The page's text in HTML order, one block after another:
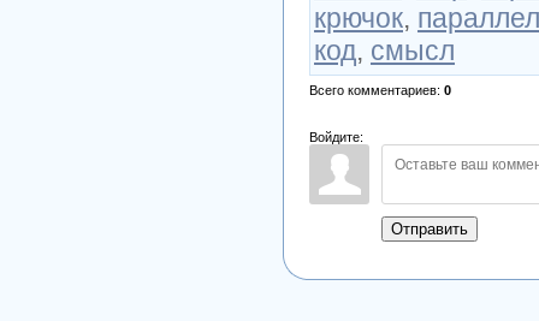
крючок,
код, смысл
Всего комментариев: 0
Войдите:
Отправить